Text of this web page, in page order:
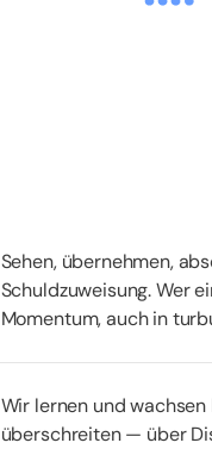
Sehen, übernehmen,
Schuldzuweisung. Wer
Momentum, auch in
Wir lernen und
überschreiten — über